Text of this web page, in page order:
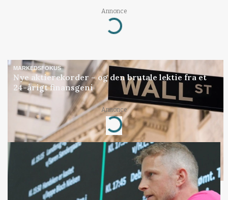
Annonce
Loading...
MARKEDSFOKUS
Nye aktierekorder – og den brutale lektie fra et
24-årigt finansgeni
Annonce
Loading...